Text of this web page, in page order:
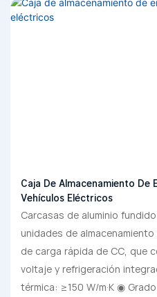
Caja De Almacenamiento De
Vehículos Eléctricos
Carcasas de aluminio
unidades de
de carga rápida de CC, que
voltaje y refrigeración
térmica: ≥150 W/m·K ◉